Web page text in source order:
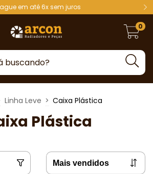
em até 6x sem juros
0
Linha Leve > Caixa Plástica
Plástica